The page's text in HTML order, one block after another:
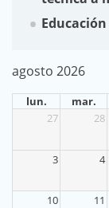
agosto 2026
lun. mar.
27
28
3 4
10 11